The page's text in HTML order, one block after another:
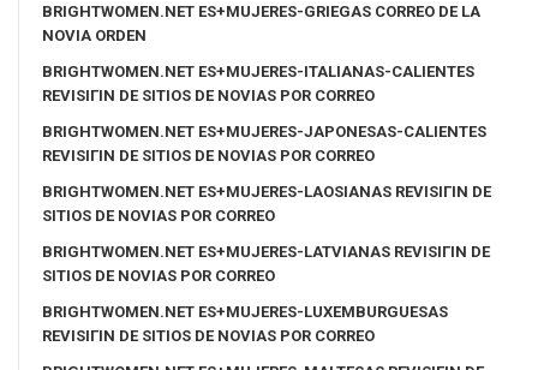
BRIGHTWOMEN.NET ES+MUJERES-GRIEGAS CORREO DE LA
NOVIA ORDEN
BRIGHTWOMEN.NET ES+MUJERES-ITALIANAS-CALIENTES
REVISIГІN DE SITIOS DE NOVIAS POR CORREO
BRIGHTWOMEN.NET ES+MUJERES-JAPONESAS-CALIENTES
REVISIГІN DE SITIOS DE NOVIAS POR CORREO
BRIGHTWOMEN.NET ES+MUJERES-LAOSIANAS REVISIГІN DE
SITIOS DE NOVIAS POR CORREO
BRIGHTWOMEN.NET ES+MUJERES-LATVIANAS REVISIГІN DE
SITIOS DE NOVIAS POR CORREO
BRIGHTWOMEN.NET ES+MUJERES-LUXEMBURGUESAS
REVISIГІN DE SITIOS DE NOVIAS POR CORREO